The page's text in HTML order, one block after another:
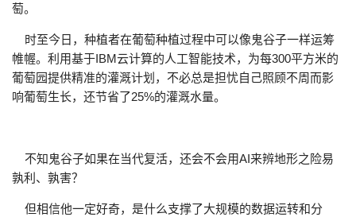
萄。
时至今日， 种植者在葡萄种植过程中可以像鬼谷子一样运筹
帷幄。 利用基于IBM云计算的人工智能技术， 为每300平方米的
葡萄园提供精准的灌溉计划，不必总是担忧自己照顾不周而影
响葡萄生长，还节省了25%的灌溉水量。
不知鬼谷子如果在当代复活， 还会不会用AI来辨地形之险易
孰利、孰害？
但相信他一定好奇， 是什么支撑了大规模的数据运转和分